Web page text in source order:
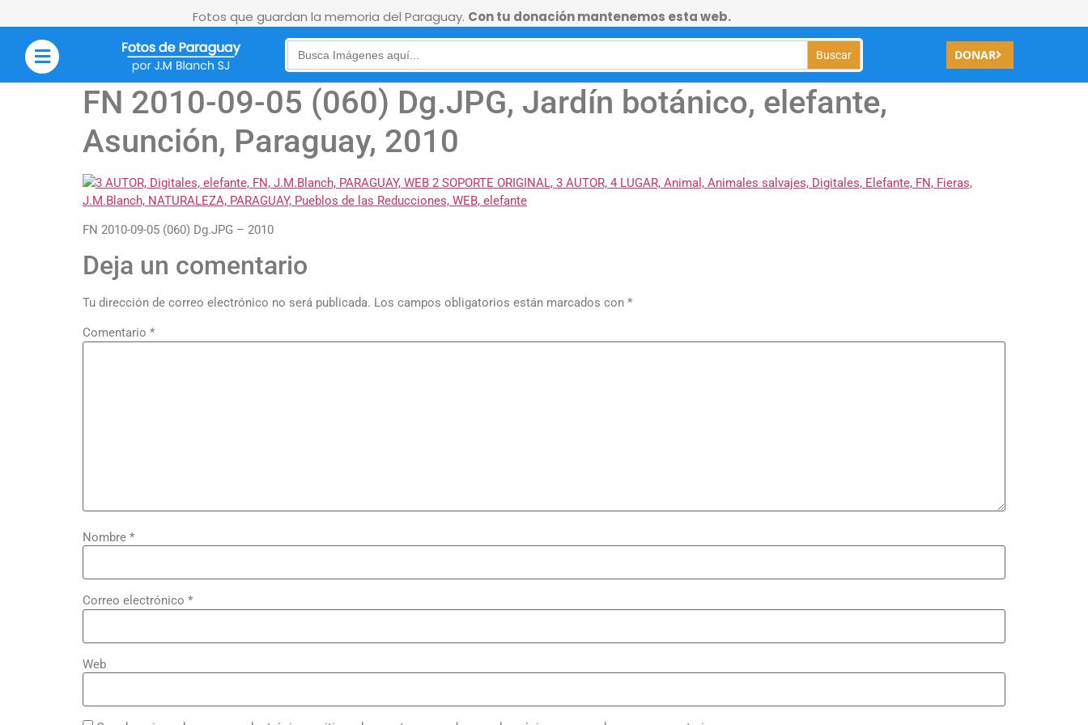
Fotos que guardan la memoria del Paraguay. Con tu donación mantenemos esta web.
Search
for:
DONAR
FN 2010-09-05 (060) Dg.JPG, Jardín botánico, elefante,
Asunción, Paraguay, 2010
FN 2010-09-05 (060) Dg.JPG – 2010
Deja un comentario
Tu dirección de correo electrónico no será publicada. Los campos obligatorios están marcados con *
Comentario *
Nombre *
Correo electrónico *
Web